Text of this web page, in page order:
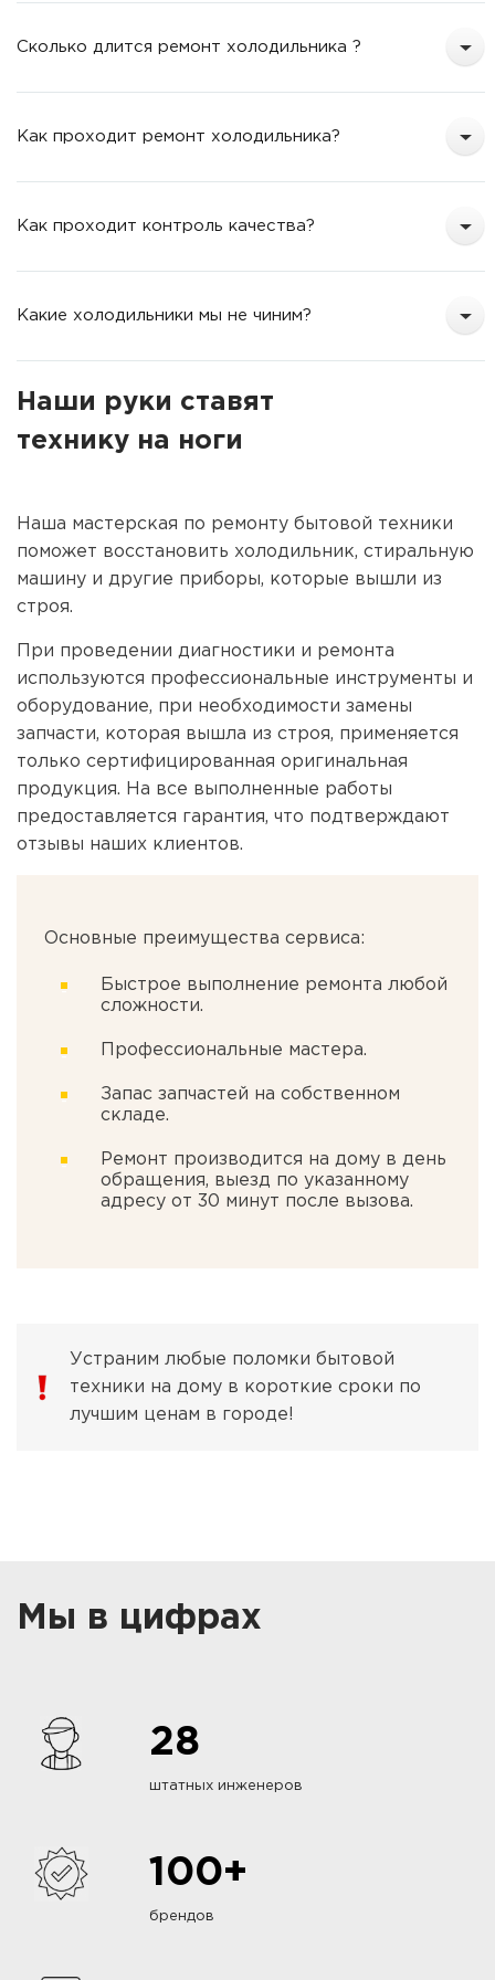
Сколько длится ремонт холодильника ?
Как проходит ремонт холодильника?
Как проходит контроль качества?
Какие холодильники мы не чиним?
Наши руки ставят
технику на ноги
Наша мастерская по ремонту бытовой техники
поможет восстановить холодильник, стиральную
машину и другие приборы, которые вышли из
строя.
При проведении диагностики и ремонта
используются профессиональные инструменты и
оборудование, при необходимости замены
запчасти, которая вышла из строя, применяется
только сертифицированная оригинальная
продукция. На все выполненные работы
предоставляется гарантия, что подтверждают
отзывы наших клиентов.
Основные преимущества сервиса:
Быстрое выполнение ремонта любой
сложности.
Профессиональные мастера.
Запас запчастей на собственном
складе.
Ремонт производится на дому в день
обращения, выезд по указанному
адресу от 30 минут после вызова.
Устраним любые поломки бытовой
техники на дому в короткие сроки по
лучшим ценам в городе!
Мы в цифрах
28
штатных инженеров
100+
брендов